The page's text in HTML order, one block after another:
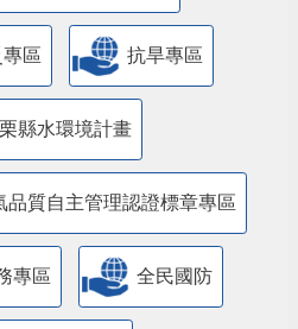
區 抗旱專區
縣水環境計畫
品質自主管理認證標章專區
專區 全民國防